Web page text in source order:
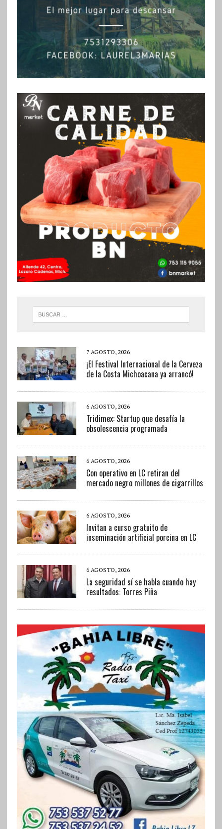
7 AGOSTO, 2026
¡El Festival Internacional de la Cerveza
de la Costa Michoacana ya arrancó!
6 AGOSTO, 2026
Tridimex: Startup que desafía la
obsolescencia programada
6 AGOSTO, 2026
Con operativo en LC retiran del
mercado negro millones de cigarrillos
6 AGOSTO, 2026
Invitan a curso gratuito de
inseminación artificial porcina en LC
6 AGOSTO, 2026
La seguridad sí se habla cuando hay
resultados: Torres Piña